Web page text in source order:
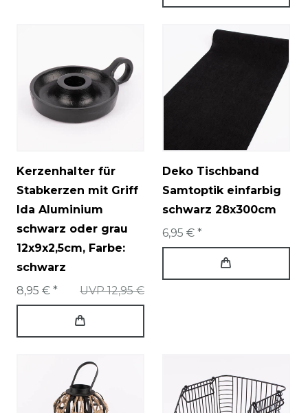
Kerzenhalter für
Stabkerzen mit Griff
Ida Aluminium
schwarz oder grau
12x9x2,5cm, Farbe:
schwarz
UVP 12,95 €
8,95 € *
Deko Tischband
Samtoptik einfarbig
schwarz 28x300cm
6,95 € *